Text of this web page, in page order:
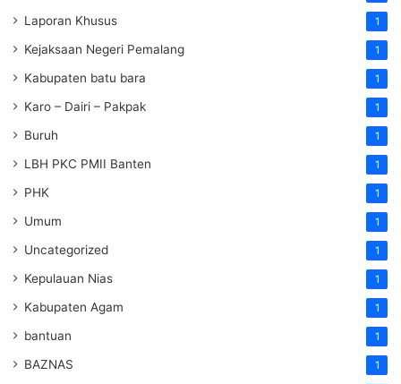
Laporan Khusus 1
Kejaksaan Negeri Pemalang 1
Kabupaten batu bara 1
Karo – Dairi – Pakpak 1
Buruh 1
LBH PKC PMII Banten 1
PHK 1
Umum 1
Uncategorized 1
Kepulauan Nias 1
Kabupaten Agam 1
bantuan 1
BAZNAS 1